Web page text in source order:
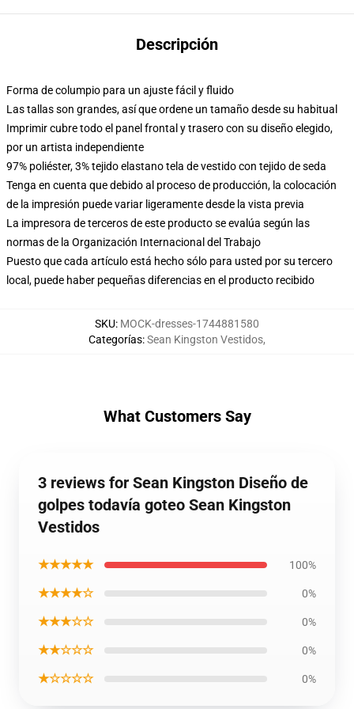
Descripción
Forma de columpio para un ajuste fácil y fluido
Las tallas son grandes, así que ordene un tamaño desde su habitual
Imprimir cubre todo el panel frontal y trasero con su diseño elegido,
por un artista independiente
97% poliéster, 3% tejido elastano tela de vestido con tejido de seda
Tenga en cuenta que debido al proceso de producción, la colocación
de la impresión puede variar ligeramente desde la vista previa
La impresora de terceros de este producto se evalúa según las
normas de la Organización Internacional del Trabajo
Puesto que cada artículo está hecho sólo para usted por su tercero
local, puede haber pequeñas diferencias en el producto recibido
SKU: MOCK-dresses-1744881580
Categorías:Sean Kingston Vestidos,
What Customers Say
3 reviews for Sean Kingston Diseño de
golpes todavía goteo Sean Kingston
Vestidos
★★★★★ 100%
★★★★☆ 0%
★★★☆☆ 0%
★★☆☆☆ 0%
★☆☆☆☆ 0%